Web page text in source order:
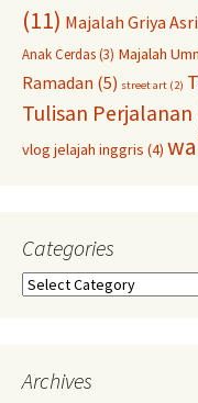
(11) Majalah Griya Asri
Anak Cerdas(3) Majalah
Ramadan (5) street art (2)
Tulisan Perjalanan
vlog jelajah inggris (4)
Categories
Categories
Archives